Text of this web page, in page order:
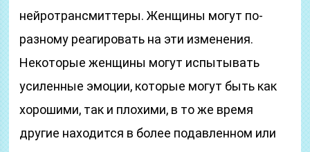
нейротрансмиттеры. Женщины могут по-
разному реагировать на эти изменения.
Некоторые женщины могут испытывать
усиленные эмоции, которые могут быть как
хорошими, так и плохими, в то же время
другие находится в более подавленном или